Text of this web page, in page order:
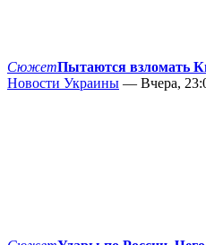
СюжетПытаются взломать
Новости Украины — Вчера,